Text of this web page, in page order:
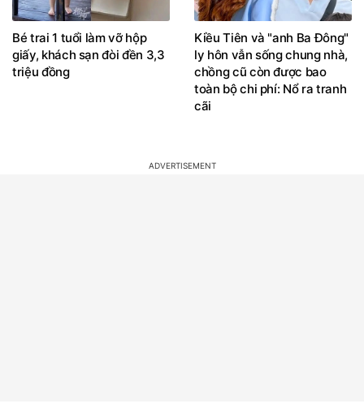
Bé trai 1 tuổi làm vỡ hộp
giấy, khách sạn đòi đền 3,3
triệu đồng
Kiều Tiên và "anh Ba Đông"
ly hôn vẫn sống chung nhà,
chồng cũ còn được bao
toàn bộ chi phí: Nổ ra tranh
cãi